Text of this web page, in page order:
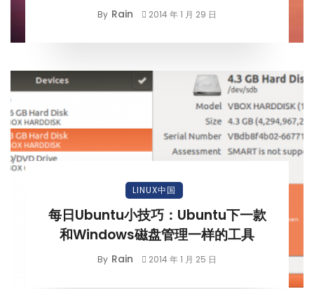
By Rain 2014 年 1 月 29 日
LINUX中国
每日Ubuntu小技巧：Ubuntu下一款
和Windows磁盘管理一样的工具
By Rain 2014 年 1 月 25 日